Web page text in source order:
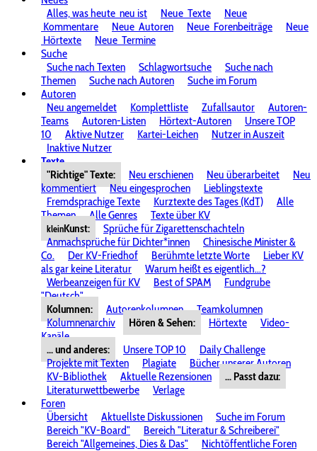
Alles, was heute neu ist Neue Texte
Neue
Kommentare
Neue Autoren Neue Forenbeiträge
Neue
Hörtexte
Neue Termine
Suche
Suche nach Texten
Schlagwortsuche
Suche nach
Themen
Suche nach Autoren
Suche im Forum
Autoren
Neu angemeldet
Komplettliste Zufallsautor
Autoren-
Teams
Autoren-Listen Hörtext-Autoren
Unsere TOP
10
Aktive Nutzer Kartei-Leichen
Nutzer in Auszeit
Inaktive Nutzer
Texte
"Richtige" Texte:
Neu erschienen Neu überarbeitet
Neu
kommentiert
Neu eingesprochen
Lieblingstexte
Fremdsprachige Texte
Kurztexte des Tages (KdT)
Alle
Themen
Alle Genres Texte über KV
kleinKunst:
Sprüche für Zigarettenschachteln
Anmachsprüche für Dichter*innen
Chinesische Minister &
Co.
Der KV-Friedhof Berühmte letzte Worte
Lieber KV
als gar keine Literatur
Warum heißt es eigentlich...?
Werbeanzeigen für KV
Best of SPAM
Fundgrube
"Deutsch"
Kolumnen:
Autorenkolumnen
Teamkolumnen
Kolumnenarchiv
Hören & Sehen: Hörtexte
Video-
Kanäle
... und anderes:
Unsere TOP 10
Daily Challenge
Projekte mit Texten
Plagiate
Bücher unserer Autoren
KV-Bibliothek
Aktuelle Rezensionen
... Passt dazu:
Literaturwettbewerbe
Verlage
Foren
Übersicht
Aktuellste Diskussionen
Suche im Forum
Bereich "KV-Board"
Bereich "Literatur & Schreiberei"
Bereich "Allgemeines, Dies & Das"
Nichtöffentliche Foren